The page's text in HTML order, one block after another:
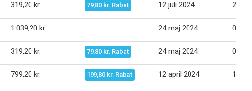
319,20 kr. 79,80 kr. Rabat 12 juli 2024 25
1.039,20 kr. 24 maj 2024 06
319,20 kr. 79,80 kr. Rabat 24 maj 2024 06
799,20 kr. 199,80 kr. Rabat 12 april 2024 18